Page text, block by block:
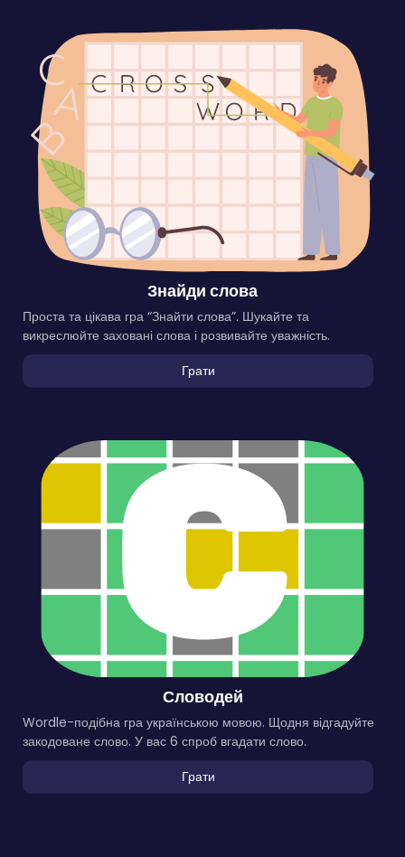
Знайди слова
Проста та цікава гра “Знайти слова”. Шукайте та
викреслюйте заховані слова і розвивайте уважність.
Грати
Словодей
Wordle-подібна гра українською мовою. Щодня відгадуйте
закодоване слово. У вас 6 спроб вгадати слово.
Грати